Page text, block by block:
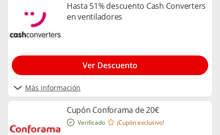
Hasta 51% descuento Cash Converters
en ventiladores
Más información
Ver Descuento
Cupón Conforama de 20€
¡Cupón exclusivo!
Verificado